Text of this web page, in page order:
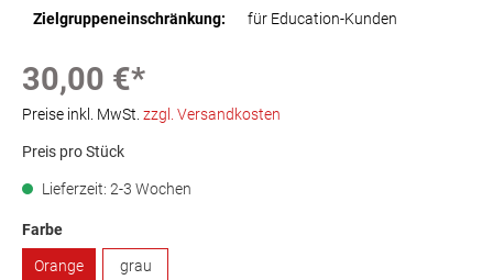
Zielgruppeneinschränkung: für Education-Kunden
30,00 €*
Preise inkl. MwSt. zzgl. Versandkosten
Preis pro Stück
Lieferzeit: 2-3 Wochen
Farbe
Orange
grau